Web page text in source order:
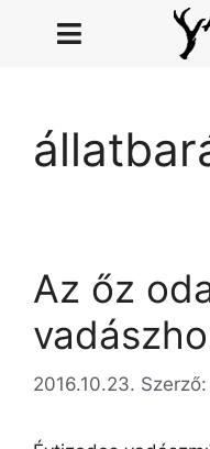
Az őz
2016.10.23. Szerző: